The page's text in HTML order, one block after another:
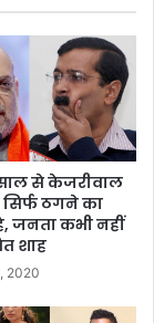
से केजरीवाल
ठगने का
जनता कभी नहीं
शाह
2020